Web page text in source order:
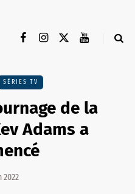
SÉRIES TV
de la
Adams a
2022